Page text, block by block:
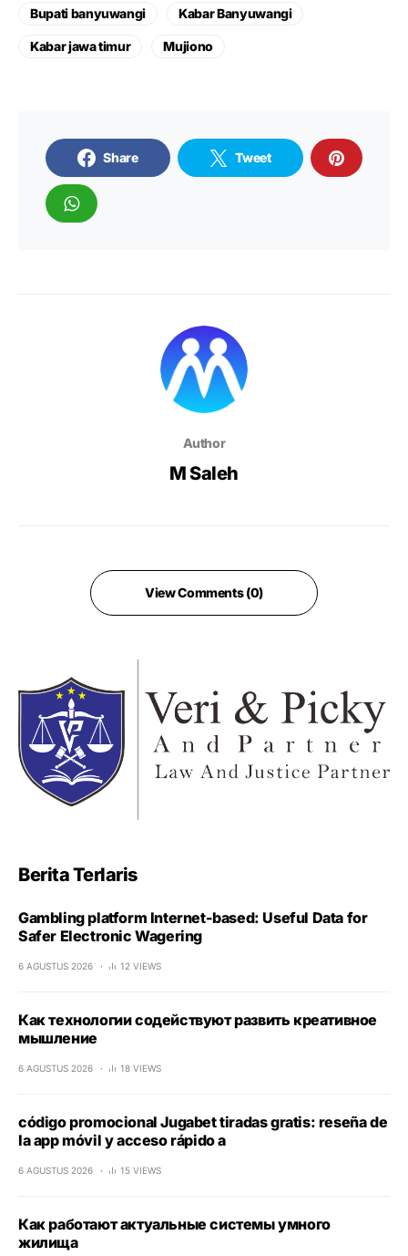
Bupati banyuwangi Kabar Banyuwangi
Kabar jawa timur Mujiono
Share Tweet
Author
M Saleh
View Comments (0)
Berita Terlaris
Gambling platform Internet-based: Useful Data for
Safer Electronic Wagering
6 AGUSTUS 2026 12 VIEWS
Как технологии содействуют развить креативное
мышление
6 AGUSTUS 2026 18 VIEWS
código promocional Jugabet tiradas gratis: reseña de
la app móvil y acceso rápido a
6 AGUSTUS 2026 15 VIEWS
Как работают актуальные системы умного
жилища